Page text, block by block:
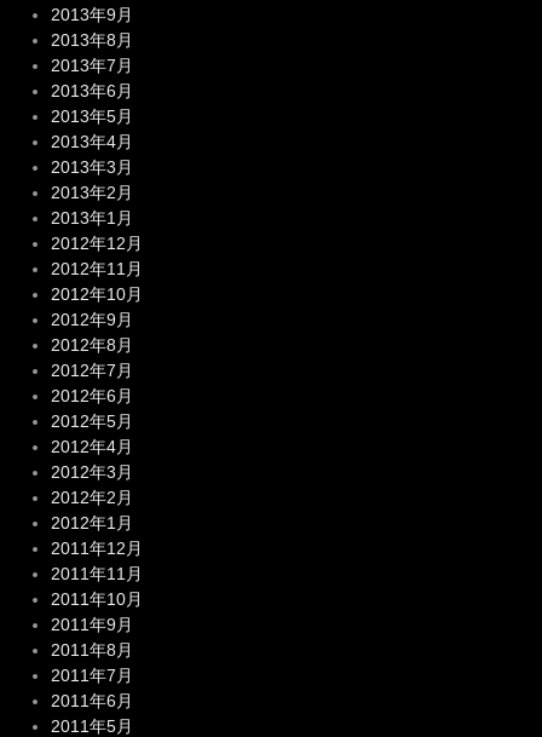
2013年9月
2013年8月
2013年7月
2013年6月
2013年5月
2013年4月
2013年3月
2013年2月
2013年1月
2012年12月
2012年11月
2012年10月
2012年9月
2012年8月
2012年7月
2012年6月
2012年5月
2012年4月
2012年3月
2012年2月
2012年1月
2011年12月
2011年11月
2011年10月
2011年9月
2011年8月
2011年7月
2011年6月
2011年5月